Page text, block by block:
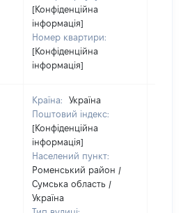
[Конфіденційна
інформація]
Номер квартири:
[Конфіденційна
інформація]
Країна:
Україна
Поштовий індекс:
[Конфіденційна
інформація]
Населений пункт:
Роменський район /
Сумська область /
Україна